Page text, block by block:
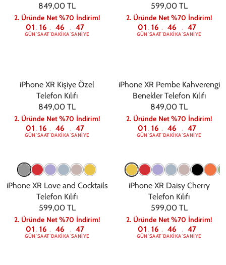
849,00 TL
2. Üründe Net %70 İndirim!
01
GÜN : 16
SAAT: 46
DAKIKA: 47
SANIYE
599,00 TL
2. Üründe Net %70 İndirim!
01
GÜN : 16
SAAT: 46
DAKIKA: 47
SANIYE
iPhone XR Kişiye Özel
Telefon Kılıfı
849,00 TL
2. Üründe Net %70 İndirim!
01
GÜN : 16
SAAT: 46
DAKIKA: 47
SANIYE
iPhone XR Pembe Kahverengi
Benekler Telefon Kılıfı
849,00 TL
2. Üründe Net %70 İndirim!
01
GÜN : 16
SAAT: 46
DAKIKA: 47
SANIYE
iPhone XR Love and Cocktails
Telefon Kılıfı
599,00 TL
2. Üründe Net %70 İndirim!
01
GÜN : 16
SAAT: 46
DAKIKA: 47
SANIYE
iPhone XR Daisy Cherry
Telefon Kılıfı
599,00 TL
2. Üründe Net %70 İndirim!
01
GÜN : 16
SAAT: 46
DAKIKA: 47
SANIYE